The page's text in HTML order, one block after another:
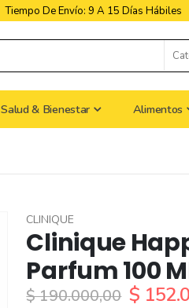
Libres De Iva
Salud & Bienestar Alimentos
Clinique
Parfum 100
CLINIQUE
$ 190.000,00 $